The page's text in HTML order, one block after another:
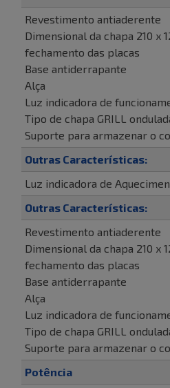
Revestimento antiaderente
Dimensional da chapa 210 x
fechamento das placas
Base antiderrapante
Alça
Luz indicadora de
Tipo de chapa GRILL
Suporte para armazenar o
Outras Características:
Luz indicadora de
Outras Características:
Revestimento antiaderente
Dimensional da chapa 210 x
fechamento das placas
Base antiderrapante
Alça
Luz indicadora de
Tipo de chapa GRILL
Suporte para armazenar o
Potência